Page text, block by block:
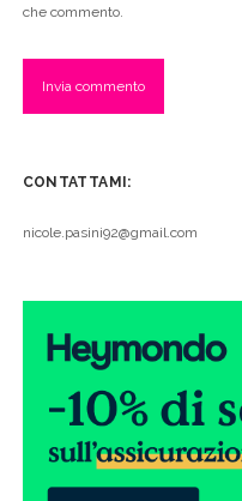
che commento.
CONTATTAMI:
nicole.pasini92@gmail.com